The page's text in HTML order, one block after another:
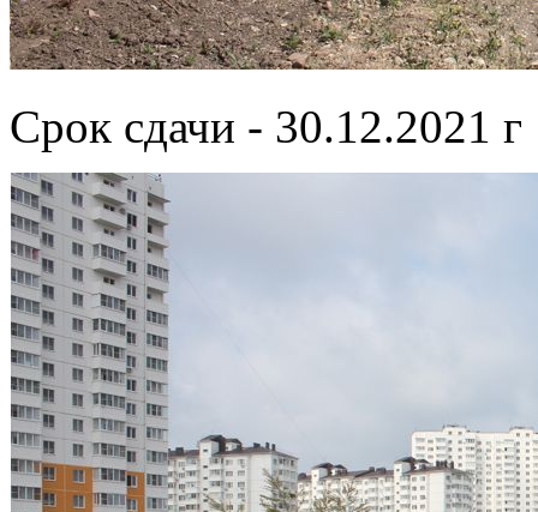
Срок сдачи - 30.12.2021 г